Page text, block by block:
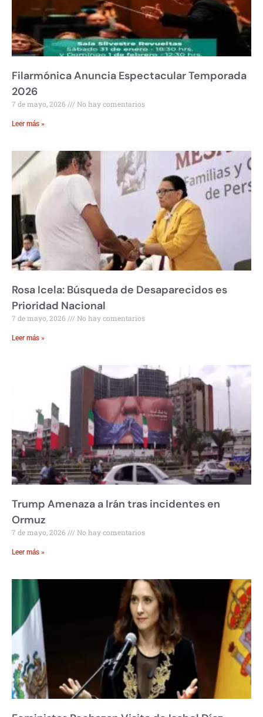
Filarmónica Anuncia Espectacular Temporada
2026
7 de mayo, 2026 No hay comentarios
Leer más »
Rosa Icela: Búsqueda de Desaparecidos es
Prioridad Nacional
7 de mayo, 2026 No hay comentarios
Leer más »
Trump Amenaza a Irán tras incidentes en
Ormuz
7 de mayo, 2026 No hay comentarios
Leer más »